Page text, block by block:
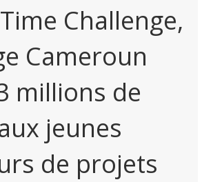
Challenge,
Cameroun
millions de
jeunes
de projets